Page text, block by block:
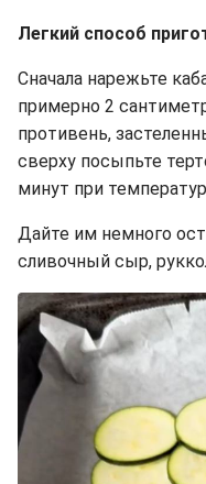
Легкий способ
Сначала нарежьте
примерно 2
противень,
сверху посыпьте
минут при
Дайте им немного
сливочный сыр,